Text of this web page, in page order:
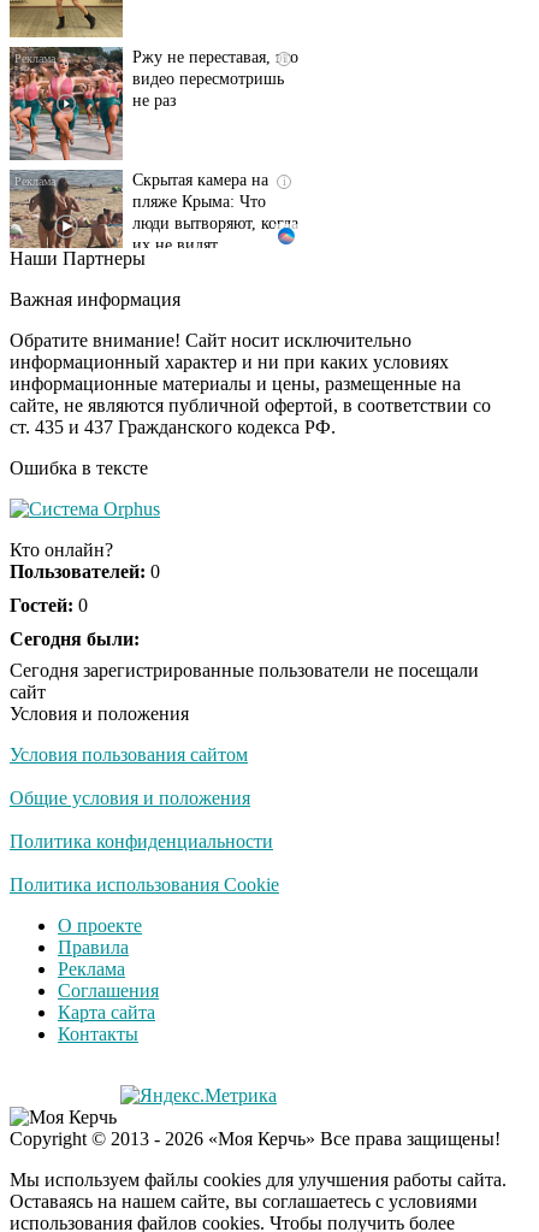
не раз
люди вытворяют, когда
их не видят...
Ролик длится
смеяться вы будете
долго
i
Королева вагона
отожгла! Видео не
оставит равнодушным
Забывший о
сына выступать за
Наши Партнеры
Важная информация
Обратите внимание! Сайт носит исключительно
информационный характер и ни при каких условиях
информационные материалы и цены, размещенные на
сайте, не являются публичной офертой, в соответствии со
ст. 435 и 437 Гражданского кодекса РФ.
Ошибка в тексте
Кто онлайн?
Пользователей: 0
Гостей: 0
Сегодня были:
Сегодня зарегистрированные пользователи не посещали
сайт
Условия и положения
Условия пользования сайтом
Общие условия и положения
Политика конфиденциальности
Политика использования Cookie
О проекте
Правила
Реклама
Соглашения
Карта сайта
Контакты
Copyright © 2013 - 2026 «Моя Керчь» Все права защищены!
Мы используем файлы cookies для улучшения работы сайта.
Оставаясь на нашем сайте, вы соглашаетесь с условиями
использования файлов cookies. Чтобы получить более